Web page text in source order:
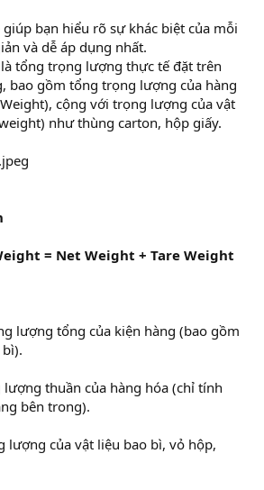
bạn hiểu rõ sự khác biệt của mỗi
và dễ áp dụng nhất.
là tổng trọng lượng thực tế đặt trên
bao gồm tổng trọng lượng của hàng
cộng với trọng lượng của vật
như thùng carton, hộp giấy.
= Net Weight + Tare Weight
lượng tổng của kiện hàng (bao gồm
lượng thuần của hàng hóa (chỉ tính
bên trong).
lượng của vật liệu bao bì, vỏ hộp,